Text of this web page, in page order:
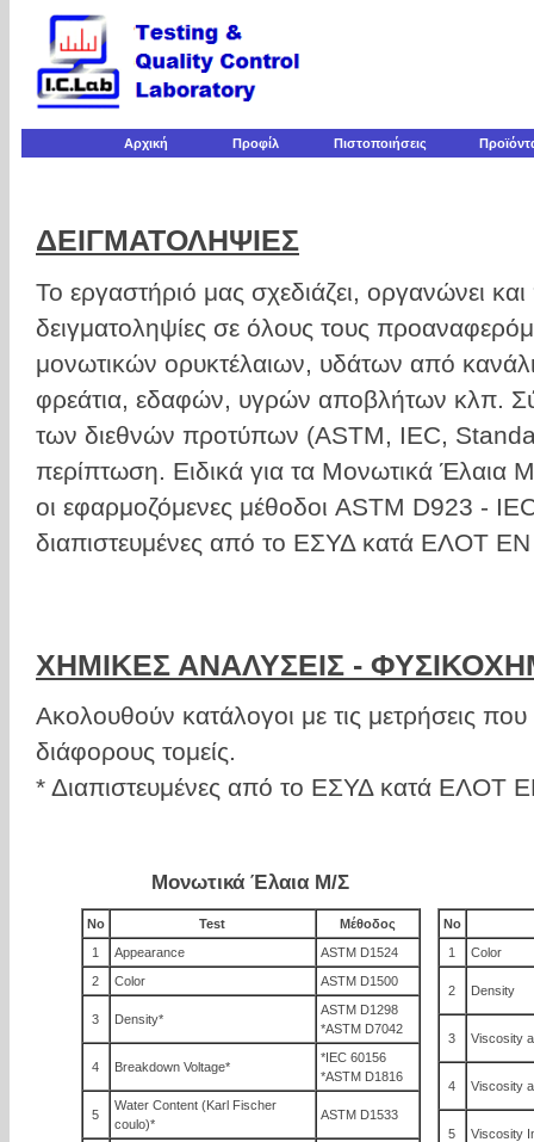
Αρχική Προφίλ Πιστοποιήσεις
ΔΕΙΓΜΑΤΟΛΗΨΙΕΣ
Το εργαστήριό μας σχεδιάζει, οργανώνει
δειγματοληψίες σε όλους τους
μονωτικών ορυκτέλαιων, υδάτων από
φρεάτια, εδαφών, υγρών αποβλήτων κλπ.
των διεθνών προτύπων (ASTM, IEC,
περίπτωση. Ειδικά για τα Μονωτικά Έλαια
οι εφαρμοζόμενες μέθοδοι ASTM D923 -
διαπιστευμένες από το ΕΣΥΔ κατά ΕΛΟΤ
ΧΗΜΙΚΕΣ ΑΝΑΛΥΣΕΙΣ -
Ακολουθούν κατάλογοι με τις μετρήσεις
διάφορους τομείς.
* Διαπιστευμένες από το ΕΣΥΔ κατά ΕΛΟΤ
Μονωτικά Έλαια Μ/Σ
No Test
Μέθοδος
1
Appearance
ASTM D1524
2
Color ASTM D1500
3 Density*
ASTM D1298
*ASTM D7042
4 Breakdown Voltage*
*IEC 60156
*ASTM D1816
5
Water Content (Karl Fischer
coulo)*
ASTM D1533
No
1
Color
2 Density
3 Viscosity
4 Viscosity
5 Viscosity